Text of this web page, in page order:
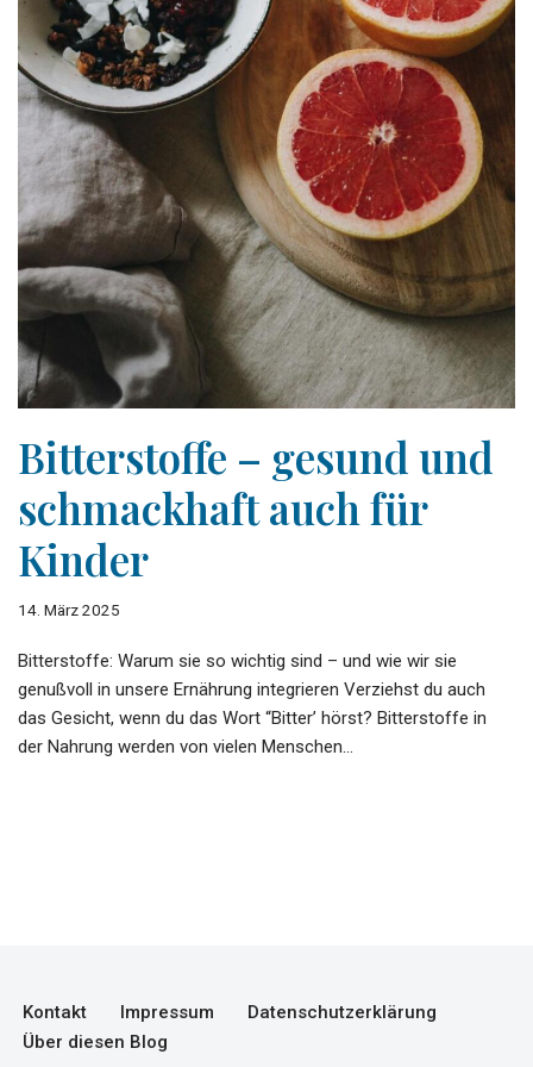
Bitterstoffe – gesund und
schmackhaft auch für
Kinder
14. März 2025
Bitterstoffe: Warum sie so wichtig sind – und wie wir sie
genußvoll in unsere Ernährung integrieren Verziehst du auch
das Gesicht, wenn du das Wort “Bitter’ hörst? Bitterstoffe in
der Nahrung werden von vielen Menschen…
Kontakt Impressum
Datenschutzerklärung
Über diesen Blog